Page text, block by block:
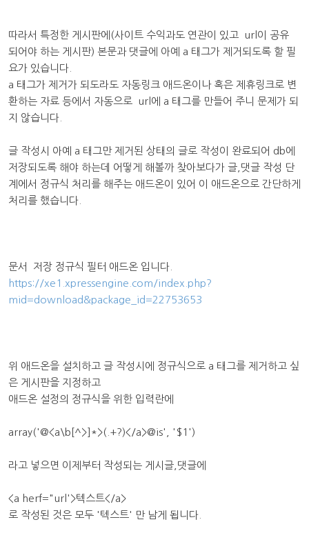
따라서 특정한 게시판에(사이트 수익과도 연관이 있고 url이 공유
되어야 하는 게시판) 본문과 댓글에 아예 a 태그가 제거되도록 할 필
요가 있습니다.
a 태그가 제거가 되도라도 자동링크 애드온이나 혹은 제휴링크로 변
환하는 자료 등에서 자동으로 url에 a 태그를 만들어 주니 문제가 되
지 않습니다.
글 작성시 아예 a 태그만 제거된 상태의 글로 작성이 완료되어 db에
저장되도록 해야 하는데 어떻게 해볼까 찾아보다가 글,댓글 작성 단
계에서 정규식 처리를 해주는 애드온이 있어 이 애드온으로 간단하게
처리를 했습니다.
문서 저장 정규식 필터 애드온 입니다.
https://xe1.xpressengine.com/index.php?
mid=download&package_id=22753653
위 애드온을 설치하고 글 작성시에 정규식으로 a 태그를 제거하고 싶
은 게시판을 지정하고
애드온 설정의 정규식을 위한 입력란에
array('@<a\b[^>]*>(.+?)</a>@is', '$1')
라고 넣으면 이제부터 작성되는 게시글,댓글에
<a herf="url'>텍스트</a>
로 작성된 것은 모두 '텍스트' 만 남게 됩니다.